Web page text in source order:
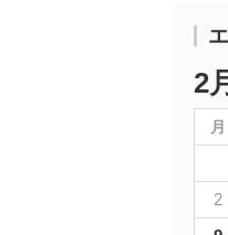
2
月
2